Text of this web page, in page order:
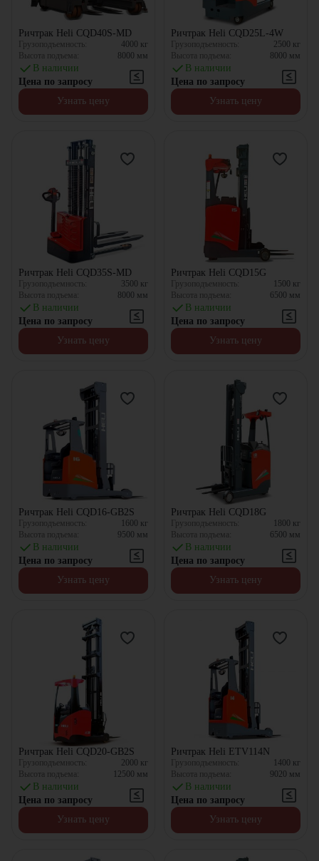
Ричтрак Heli CQD40S-MD
Грузоподъемность: 4000 кг
Высота подъема:
8000 мм
В наличии
Цена по запросу
Узнать цену
Ричтрак Heli CQD25L-4W
Грузоподъемность: 2500 кг
Высота подъема:
8000 мм
В наличии
Цена по запросу
Узнать цену
Ричтрак Heli CQD35S-MD
Грузоподъемность: 3500 кг
Высота подъема:
8000 мм
В наличии
Цена по запросу
Узнать цену
Ричтрак Heli CQD15G
Грузоподъемность: 1500 кг
Высота подъема:
6500 мм
В наличии
Цена по запросу
Узнать цену
Ричтрак Heli CQD16-GB2S
Грузоподъемность: 1600 кг
Высота подъема:
9500 мм
В наличии
Цена по запросу
Узнать цену
Ричтрак Heli CQD18G
Грузоподъемность: 1800 кг
Высота подъема:
6500 мм
В наличии
Цена по запросу
Узнать цену
Ричтрак Heli CQD20-GB2S
Грузоподъемность: 2000 кг
Высота подъема:
12500 мм
В наличии
Цена по запросу
Узнать цену
Ричтрак Heli ETV114N
Грузоподъемность: 1400 кг
Высота подъема:
9020 мм
В наличии
Цена по запросу
Узнать цену